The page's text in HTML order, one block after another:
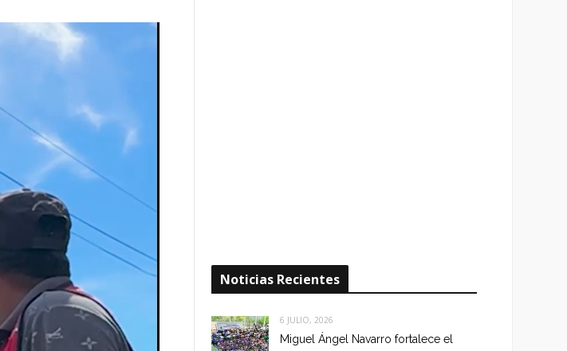
Noticias Recientes
6 JULIO, 2026
Miguel Ángel Navarro fortalece el